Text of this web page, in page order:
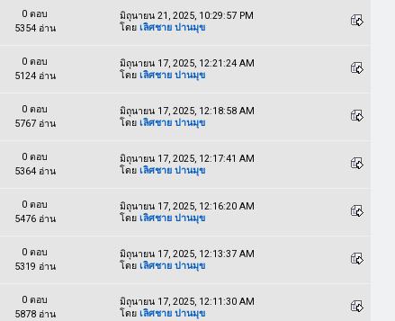
0 ตอบ
5354 อ่าน
มิถุนายน 21, 2025, 10:29:57 PM
โดย เลิศชาย ปานมุข
0 ตอบ
5124 อ่าน
มิถุนายน 17, 2025, 12:21:24 AM
โดย เลิศชาย ปานมุข
0 ตอบ
5767 อ่าน
มิถุนายน 17, 2025, 12:18:58 AM
โดย เลิศชาย ปานมุข
0 ตอบ
5364 อ่าน
มิถุนายน 17, 2025, 12:17:41 AM
โดย เลิศชาย ปานมุข
0 ตอบ
5476 อ่าน
มิถุนายน 17, 2025, 12:16:20 AM
โดย เลิศชาย ปานมุข
0 ตอบ
5319 อ่าน
มิถุนายน 17, 2025, 12:13:37 AM
โดย เลิศชาย ปานมุข
0 ตอบ
5878 อ่าน
มิถุนายน 17, 2025, 12:11:30 AM
โดย เลิศชาย ปานมุข